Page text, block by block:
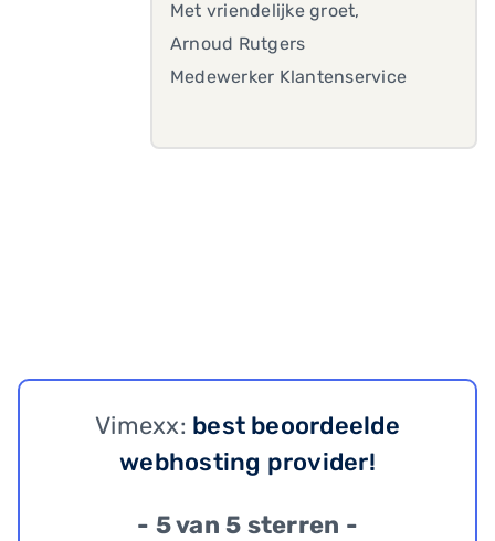
Met vriendelijke groet,
Arnoud Rutgers
Medewerker Klantenservice
Vimexx: best beoordeelde
webhosting provider!
- 5 van 5 sterren -